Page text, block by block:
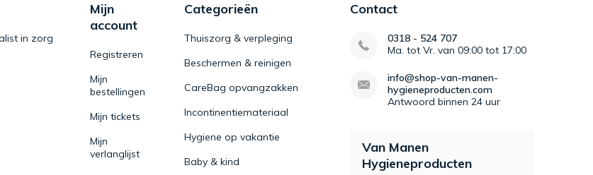
in zorg
Mijn
account
Registreren
Mijn
bestellingen
Mijn tickets
Mijn
verlanglijst
Categorieën
Thuiszorg & verpleging
Beschermen & reinigen
CareBag opvangzakken
Incontinentiemateriaal
Hygiene op vakantie
Baby & kind
Contact
0318 - 524 707
Ma. tot Vr. van 09:00 tot 17:00
info@shop-van-manen-
hygieneproducten.com
Antwoord binnen 24 uur
Van Manen
Hygieneproducten